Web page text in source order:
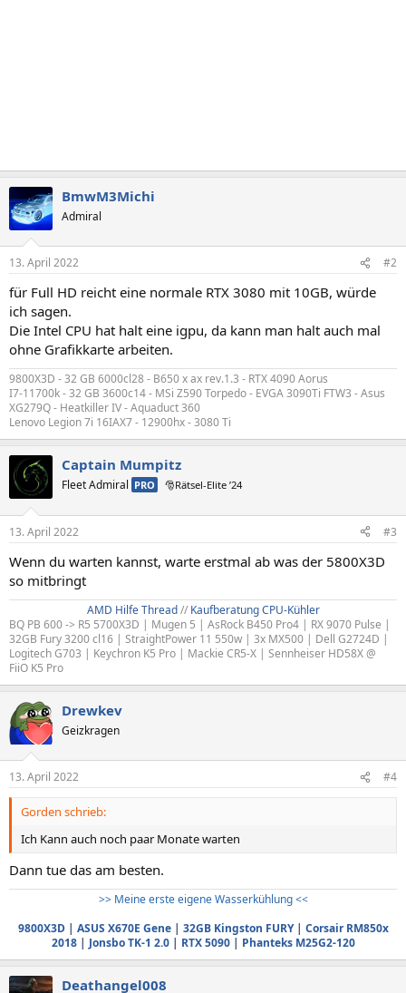
BmwM3Michi
Admiral
13. April 2022 #2
für Full HD reicht eine normale RTX 3080 mit 10GB, würde
ich sagen.
Die Intel CPU hat halt eine igpu, da kann man halt auch mal
ohne Grafikkarte arbeiten.
9800X3D - 32 GB 6000cl28 - B650 x ax rev.1.3 - RTX 4090 Aorus
I7-11700k - 32 GB 3600c14 - MSi Z590 Torpedo - EVGA 3090Ti FTW3 - Asus
XG279Q - Heatkiller IV - Aquaduct 360
Lenovo Legion 7i 16IAX7 - 12900hx - 3080 Ti
Captain Mumpitz
Fleet Admiral PRO 🎅Rätsel-Elite ’24
13. April 2022 #3
Wenn du warten kannst, warte erstmal ab was der 5800X3D
so mitbringt
AMD Hilfe Thread// Kaufberatung CPU-Kühler
BQ PB 600 -> R5 5700X3D | Mugen 5 | AsRock B450 Pro4 | RX 9070 Pulse |
32GB Fury 3200 cl16 | StraightPower 11 550w | 3x MX500 | Dell G2724D |
Logitech G703 | Keychron K5 Pro | Mackie CR5-X | Sennheiser HD58X @
FiiO K5 Pro
Drewkev
Geizkragen
13. April 2022 #4
Gorden schrieb:
Ich Kann auch noch paar Monate warten
Dann tue das am besten.
>> Meine erste eigene Wasserkühlung <<
9800X3D| ASUS X670E Gene| 32GB Kingston FURY| Corsair RM850x
2018| Jonsbo TK-1 2.0| RTX 5090| Phanteks M25G2-120
Deathangel008